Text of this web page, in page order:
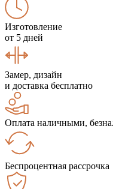
Изготовление
от 5 дней
Замер, дизайн
и доставка бесплатно
Оплата наличными,
Беспроцентная рассрочка